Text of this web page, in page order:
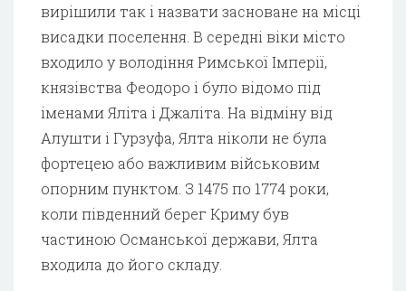
вирішили так і назвати засноване на місці
висадки поселення. В середні віки місто
входило у володіння Римської Імперії,
князівства Феодоро і було відомо під
іменами Яліта і Джаліта. На відміну від
Алушти і Гурзуфа, Ялта ніколи не була
фортецею або важливим військовим
опорним пунктом. З 1475 по 1774 роки,
коли південний берег Криму був
частиною Османської держави, Ялта
входила до його складу.